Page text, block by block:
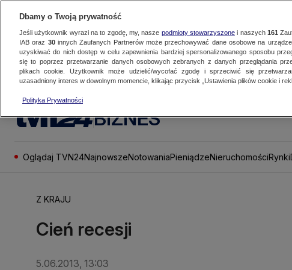
BIZNES
Oglądaj TVN24NajnowszeNotowaniaPieniądzeNieruchomościRynki
Z KRAJU
Cień recesji
5.06.2013, 13:03
Dbamy o Twoją prywatność
Jeśli użytkownik wyrazi na to zgodę, my, nasze podmioty stowarzyszonei naszych 161
IAB oraz 30innych Zaufanych Partnerów może przechowywać dane osobowe na
uzyskiwać do nich dostęp w celu zapewnienia bardziej spersonalizowanego sposobu
się to poprzez przetwarzanie danych osobowych zebranych z danych przeglądania
plikach cookie. Użytkownik może udzielić/wycofać zgodę i sprzeciwić się
uzasadniony interes w dowolnym momencie, klikając przycisk „Ustawienia plików cookie i
Polityka Prywatności